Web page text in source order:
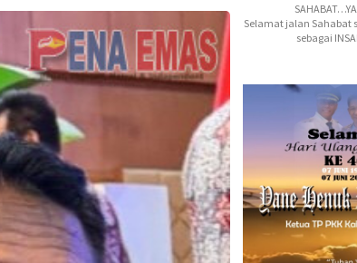
Selamat jalan Sahabat
sebagai